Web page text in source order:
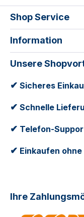
Shop Service
Information
Unsere
✔ Sicheres
✔ Schnelle
✔ Telefon-
✔ Einkaufen
Ihre